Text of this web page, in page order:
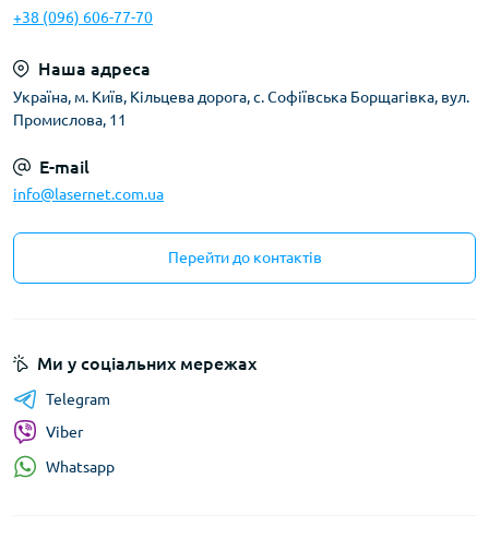
+38 (096) 606-77-70
Наша адреса
Українa, м. Київ, Кільцева дорога, с. Софіївська Борщагівка, вул.
Промислова, 11
E-mail
info@lasernet.com.ua
Перейти до контактів
Ми у соціальних мережах
Telegram
Viber
Whatsapp